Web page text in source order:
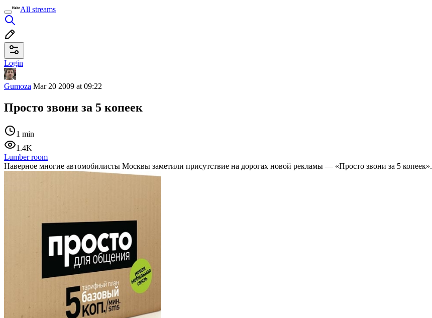
All streams
Login
Gumoza Mar 20 2009 at 09:22
Просто звони за 5 копеек
1 min
1.4K
Lumber room
Наверное многие автомобилисты Москвы заметили присутствие на дорогах новой рекламы — «Просто звони за 5 копеек».